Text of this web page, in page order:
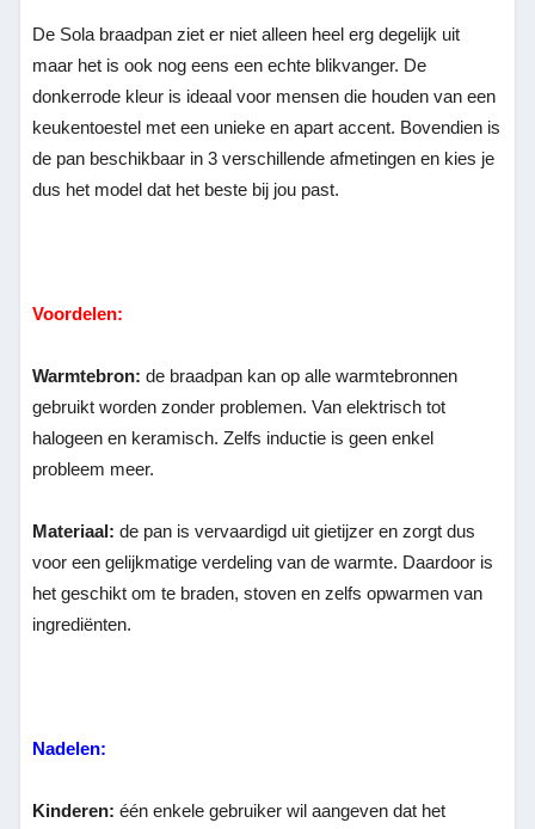
De Sola braadpan ziet er niet alleen heel erg degelijk uit
maar het is ook nog eens een echte blikvanger. De
donkerrode kleur is ideaal voor mensen die houden van een
keukentoestel met een unieke en apart accent. Bovendien is
de pan beschikbaar in 3 verschillende afmetingen en kies je
dus het model dat het beste bij jou past.
Voordelen:
Warmtebron:de braadpan kan op alle warmtebronnen
gebruikt worden zonder problemen. Van elektrisch tot
halogeen en keramisch. Zelfs inductie is geen enkel
probleem meer.
Materiaal:de pan is vervaardigd uit gietijzer en zorgt dus
voor een gelijkmatige verdeling van de warmte. Daardoor is
het geschikt om te braden, stoven en zelfs opwarmen van
ingrediënten.
Nadelen:
Kinderen:één enkele gebruiker wil aangeven dat het